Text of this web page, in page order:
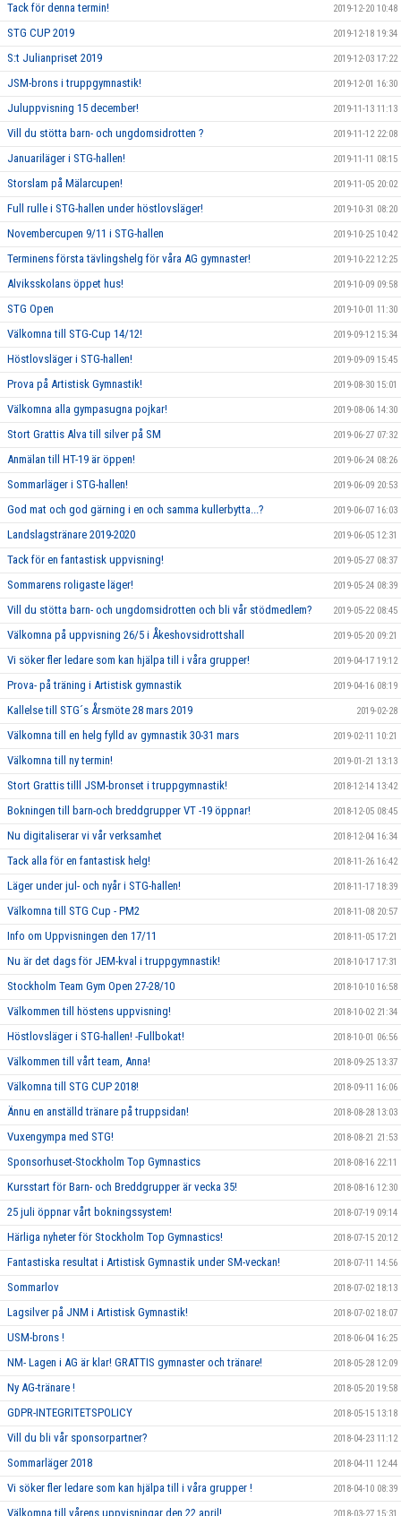
Tack för denna termin! 2019-12-20 10:48
STG CUP 2019 2019-12-18 19:34
S:t Julianpriset 2019 2019-12-03 17:22
JSM-brons i truppgymnastik! 2019-12-01 16:30
Juluppvisning 15 december! 2019-11-13 11:13
Vill du stötta barn- och ungdomsidrotten ? 2019-11-12 22:08
Januariläger i STG-hallen! 2019-11-11 08:15
Storslam på Mälarcupen! 2019-11-05 20:02
Full rulle i STG-hallen under höstlovsläger! 2019-10-31 08:20
Novembercupen 9/11 i STG-hallen 2019-10-25 10:42
Terminens första tävlingshelg för våra AG gymnaster! 2019-10-22 12:25
Alviksskolans öppet hus! 2019-10-09 09:58
STG Open 2019-10-01 11:30
Välkomna till STG-Cup 14/12! 2019-09-12 15:34
Höstlovsläger i STG-hallen! 2019-09-09 15:45
Prova på Artistisk Gymnastik! 2019-08-30 15:01
Välkomna alla gympasugna pojkar! 2019-08-06 14:30
Stort Grattis Alva till silver på SM 2019-06-27 07:32
Anmälan till HT-19 är öppen! 2019-06-24 08:26
Sommarläger i STG-hallen! 2019-06-09 20:53
God mat och god gärning i en och samma kullerbytta...? 2019-06-07 16:03
Landslagstränare 2019-2020 2019-06-05 12:31
Tack för en fantastisk uppvisning! 2019-05-27 08:37
Sommarens roligaste läger! 2019-05-24 08:39
Vill du stötta barn- och ungdomsidrotten och bli vår stödmedlem? 2019-05-22 08:45
Välkomna på uppvisning 26/5 i Åkeshovsidrottshall 2019-05-20 09:21
Vi söker fler ledare som kan hjälpa till i våra grupper! 2019-04-17 19:12
Prova- på träning i Artistisk gymnastik 2019-04-16 08:19
Kallelse till STG´s Årsmöte 28 mars 2019 2019-02-28
Välkomna till en helg fylld av gymnastik 30-31 mars 2019-02-11 10:21
Välkomna till ny termin! 2019-01-21 13:13
Stort Grattis tilll JSM-bronset i truppgymnastik! 2018-12-14 13:42
Bokningen till barn-och breddgrupper VT -19 öppnar! 2018-12-05 08:45
Nu digitaliserar vi vår verksamhet 2018-12-04 16:34
Tack alla för en fantastisk helg! 2018-11-26 16:42
Läger under jul- och nyår i STG-hallen! 2018-11-17 18:39
Välkomna till STG Cup - PM2 2018-11-08 20:57
Info om Uppvisningen den 17/11 2018-11-05 17:21
Nu är det dags för JEM-kval i truppgymnastik! 2018-10-17 17:31
Stockholm Team Gym Open 27-28/10 2018-10-10 16:58
Välkommen till höstens uppvisning! 2018-10-02 21:34
Höstlovsläger i STG-hallen! -Fullbokat! 2018-10-01 06:56
Välkommen till vårt team, Anna! 2018-09-25 13:37
Välkomna till STG CUP 2018! 2018-09-11 16:06
Ännu en anställd tränare på truppsidan! 2018-08-28 13:03
Vuxengympa med STG! 2018-08-21 21:53
Sponsorhuset-Stockholm Top Gymnastics 2018-08-16 22:11
Kursstart för Barn- och Breddgrupper är vecka 35! 2018-08-16 12:30
25 juli öppnar vårt bokningssystem! 2018-07-19 09:14
Härliga nyheter för Stockholm Top Gymnastics! 2018-07-15 20:12
Fantastiska resultat i Artistisk Gymnastik under SM-veckan! 2018-07-11 14:56
Sommarlov 2018-07-02 18:13
Lagsilver på JNM i Artistisk Gymnastik! 2018-07-02 18:07
USM-brons ! 2018-06-04 16:25
NM- Lagen i AG är klar! GRATTIS gymnaster och tränare! 2018-05-28 12:09
Ny AG-tränare ! 2018-05-20 19:58
GDPR-INTEGRITETSPOLICY 2018-05-15 13:18
Vill du bli vår sponsorpartner? 2018-04-23 11:12
Sommarläger 2018 2018-04-11 12:44
Vi söker fler ledare som kan hjälpa till i våra grupper ! 2018-04-10 08:39
Välkomna till vårens uppvisningar den 22 april!